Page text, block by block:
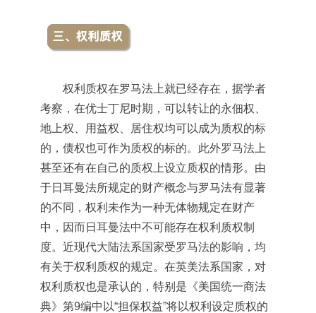
权利质权在罗马法上就已经存在，据学者
考察，在优士丁尼时期，可以转让的永佃权、
地上权、用益权、居住权均可以成为质权的标
的，债权也可作为质权的标的。此外罗马法上
甚至还有在自己的质权上设立质权的情形。由
于日耳曼法所规定的财产概念与罗马法有显著
的不同，权利未作为一种无体物规定在财产
中，因而日耳曼法中不可能存在权利质权制
度。近现代大陆法系国家受罗马法的影响，均
有关于权利质权的规定。在英美法系国家，对
权利质权也是承认的，特别是《美国统一商法
典》第9编中以“担保权益”将以权利设定质权的